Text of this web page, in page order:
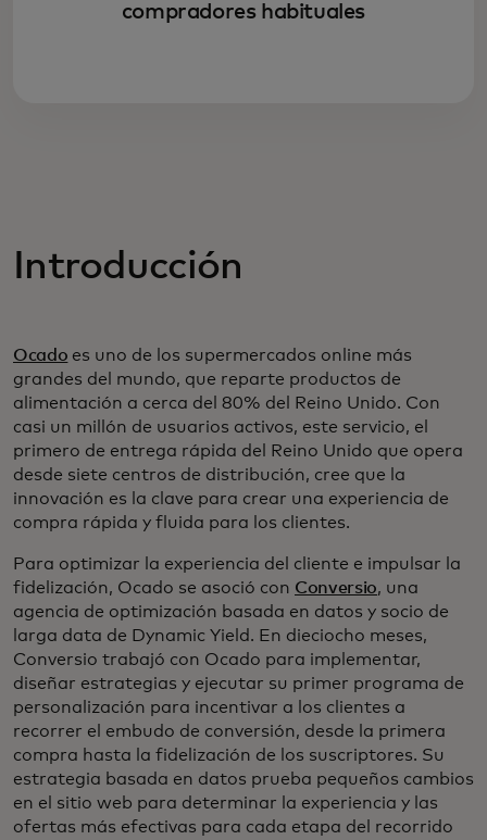
compradores habituales
Introducción
Ocado es uno de los supermercados online más
grandes del mundo, que reparte productos de
alimentación a cerca del 80% del Reino Unido. Con
casi un millón de usuarios activos, este servicio, el
primero de entrega rápida del Reino Unido que opera
desde siete centros de distribución, cree que la
innovación es la clave para crear una experiencia de
compra rápida y fluida para los clientes.
Para optimizar la experiencia del cliente e impulsar la
fidelización, Ocado se asoció con Conversio, una
agencia de optimización basada en datos y socio de
larga data de Dynamic Yield. En dieciocho meses,
Conversio trabajó con Ocado para implementar,
diseñar estrategias y ejecutar su primer programa de
personalización para incentivar a los clientes a
recorrer el embudo de conversión, desde la primera
compra hasta la fidelización de los suscriptores. Su
estrategia basada en datos prueba pequeños cambios
en el sitio web para determinar la experiencia y las
ofertas más efectivas para cada etapa del recorrido